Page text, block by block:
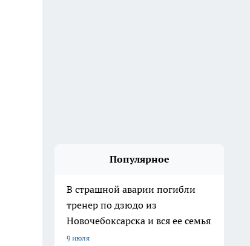
Популярное
В страшной аварии погибли
тренер по дзюдо из
Новочебоксарска и вся ее семья
9 июля